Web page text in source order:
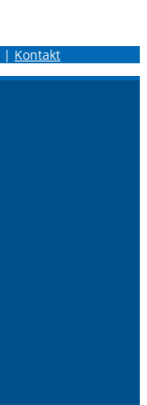
| Kontakt